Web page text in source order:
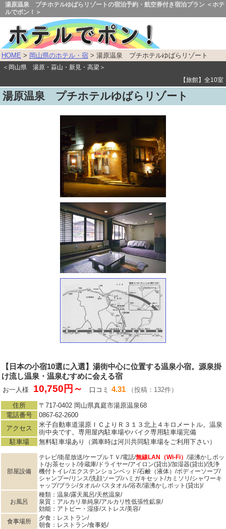
湯原温泉 プチホテルゆばらリゾートの宿泊予約・航空券付き宿泊プラン ＜ホテ
ルでポン！＞
HOME > 岡山県のホテル・宿 > 湯原温泉 プチホテルゆばらリゾート
＜岡山県 湯原・蒜山・新見・高梁＞
【旅館】全10室
湯原温泉 プチホテルゆばらリゾート
【日本の小宿10選に入選】湯街中心に位置する温泉小宿。源泉掛
け流し温泉・温泉むすめに会える宿
お一人様 10,750円～ 口コミ 4.31 （投稿：132件）
住所
〒717-0402 岡山県真庭市湯原温泉68
電話番号
0867-62-2600
アクセス
米子自動車道湯原ＩＣよりＲ３１３北上４キロメートル。温泉
街中央です。専用屋内駐車場やバイク専用駐車場完備
駐車場
無料駐車場あり（満車時は河川共同駐車場をご利用下さい）
部屋設備
テレビ/衛星放送/ケーブルＴＶ/電話/無線LAN（Wi-Fi） /湯沸かしポッ
ト/お茶セット/冷蔵庫/ドライヤー/アイロン(貸出)/加湿器(貸出)/洗浄
機付トイレ/エクステンションベッド/石鹸（液体）/ボディーソープ/
シャンプー/リンス/洗顔ソープ/ハミガキセット/カミソリ/シャワーキ
ャップ/ブラシ/タオル/バスタオル/浴衣/湯沸かしポット(貸出)/
お風呂
種類：温泉/露天風呂/天然温泉/
泉質：アルカリ単純泉/アルカリ性低張性鉱泉/
効能：アトピー・湿疹/ストレス/美容/
食事場所
夕食：レストラン/
朝食：レストラン/食事処/